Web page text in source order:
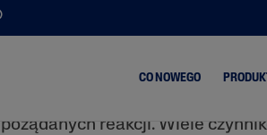
CO NOWEGO
osobą, której to dotyczy. W
reakcji. Wiele